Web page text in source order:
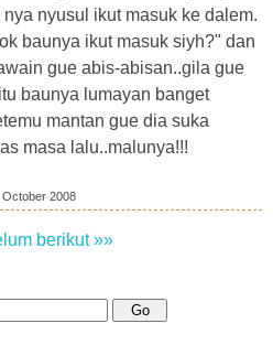
nyusul ikut masuk ke dalem.
baunya ikut masuk siyh?" dan
gue abis-abisan..gila gue
baunya lumayan banget
mantan gue dia suka
masa lalu..malunya!!!
October 2008
berikut »»